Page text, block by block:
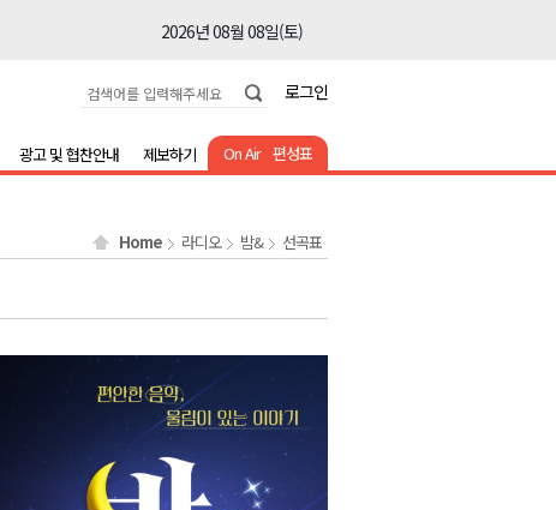
2026년 08월 08일(토)
2026년 08월 08일(토)
2026년 08월 08일(토)
2026년 08월 08일(토)
2026년 08월 08일(토)
2026년 08월 08일(토)
2026년 08월 08일(토)
2026년 08월 08일(토)
로그인
On Air 편성표
광고 및 협찬안내 제보하기
Home 라디오 밤& 선곡표